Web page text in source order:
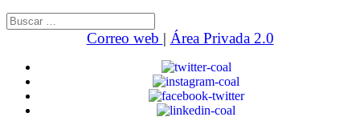
Buscar:
Correo web | Área Privada 2.0